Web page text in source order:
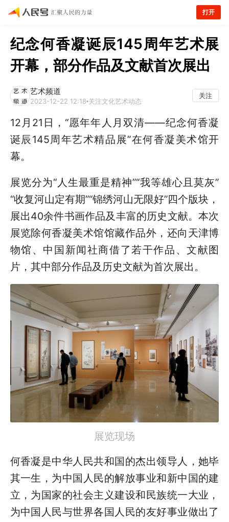
打开
纪念何香凝诞辰145周年艺术展
开幕，部分作品及文献首次展出
艺术频道
2023-12-22 12:18 关注文化艺术动态
关注
12月21日，“愿年年人月双清——纪念何香凝
诞辰145周年艺术精品展”在何香凝美术馆开
幕。
展览分为“人生最重是精神”“我等雄心且莫灰”
“收复河山定有期”“锦绣河山无限好”四个版块，
展出40余件书画作品及丰富的历史文献。本次
展览除何香凝美术馆馆藏作品外，还向天津博
物馆、中国新闻社商借了若干作品、文献图
片，其中部分作品及历史文献为首次展出。
展览现场
何香凝是中华人民共和国的杰出领导人，她毕
其一生，为中国人民的解放事业和新中国的建
立，为国家的社会主义建设和民族统一大业，
为中国人民与世界各国人民的友好事业做出了